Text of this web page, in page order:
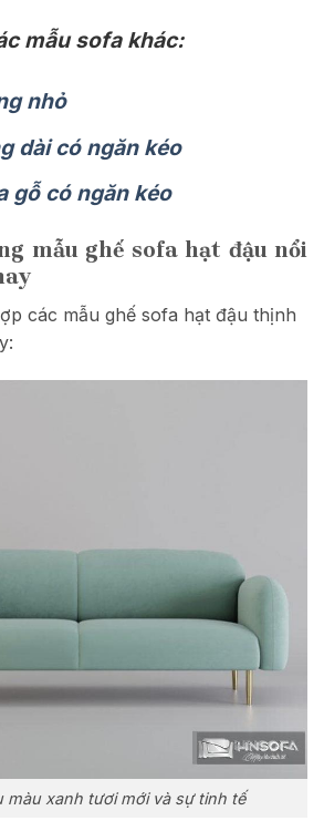
mẫu sofa khác:
nhỏ
dài có ngăn kéo
gỗ có ngăn kéo
mẫu ghế sofa hạt đậu nổi
các mẫu ghế sofa hạt đậu thịnh
màu xanh tươi mới và sự tinh tế